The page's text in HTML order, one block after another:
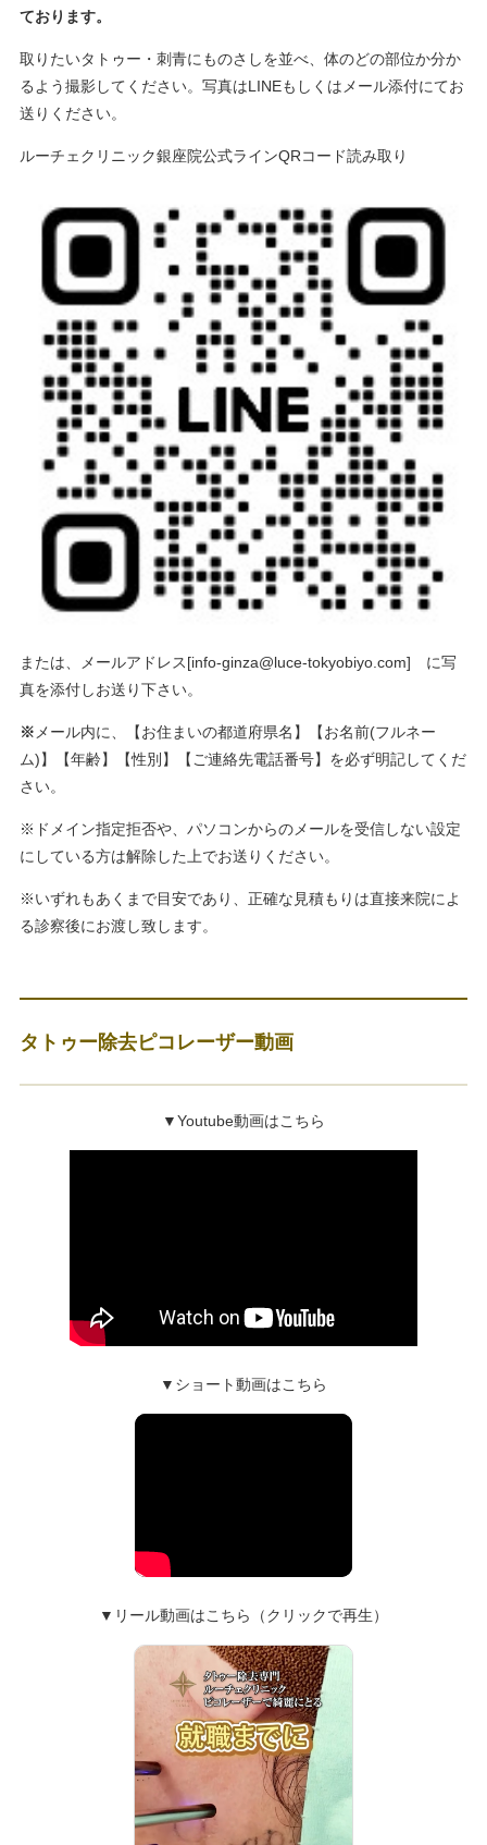
ております。
取りたいタトゥー・刺青にものさしを並べ、体のどの部位か分か
るよう撮影してください。写真はLINEもしくはメール添付にてお
送りください。
ルーチェクリニック銀座院公式ラインQRコード読み取り
または、メールアドレス[info-ginza@luce-tokyobiyo.com] に写
真を添付しお送り下さい。
※メール内に、【お住まいの都道府県名】【お名前(フルネー
ム)】【年齢】【性別】【ご連絡先電話番号】を必ず明記してくだ
さい。
※ドメイン指定拒否や、パソコンからのメールを受信しない設定
にしている方は解除した上でお送りください。
※いずれもあくまで目安であり、正確な見積もりは直接来院によ
る診察後にお渡し致します。
タトゥー除去ピコレーザー動画
▼Youtube動画はこちら
▼ショート動画はこちら
▼リール動画はこちら（クリックで再生）